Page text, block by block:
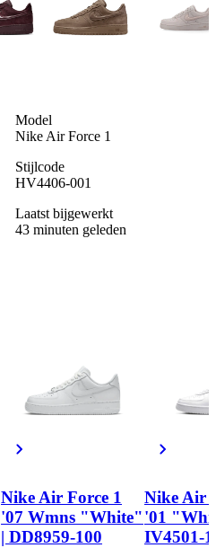
Model
Nike Air Force 1
Stijlcode
HV4406-001
Laatst bijgewerkt
43 minuten geleden
Nike Air Force 1
'07 Wmns "White"
| DD8959-100
Nike Air
'01
IV4501-